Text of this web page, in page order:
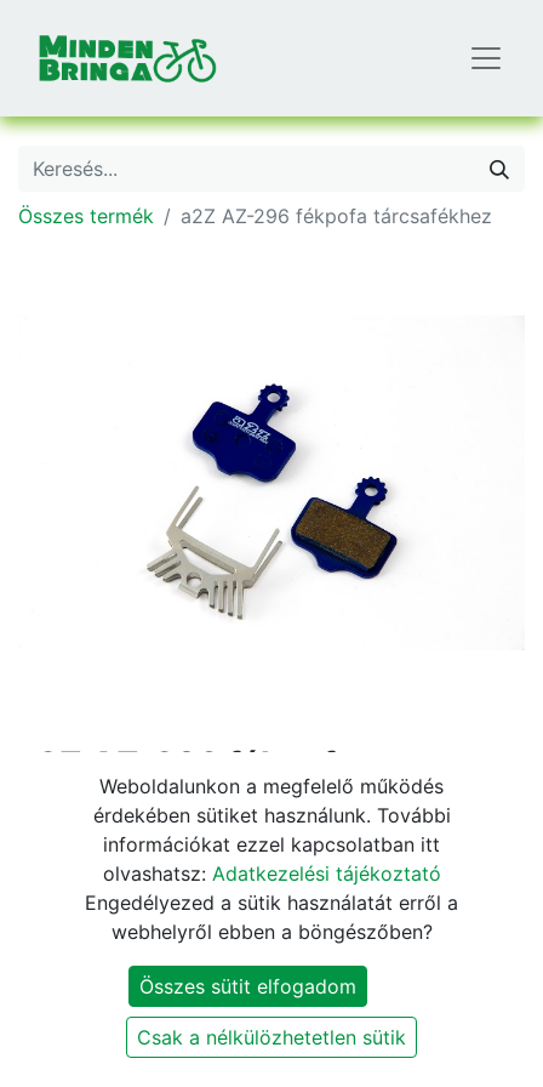
Összes termék a2Z AZ-296 fékpofa tárcsafékhez
a2Z AZ-296 fékpofa
tárcsafékhez
Ft 5.490Ft
KOSÁRBA
Szállítási és fizetési információk
Weboldalunkon a megfelelő működés
érdekében sütiket használunk. További
információkat ezzel kapcsolatban itt
olvashatsz: Adatkezelési tájékoztató
Engedélyezed a sütik használatát erről a
webhelyről ebben a böngészőben?
Összes sütit elfogadom
Csak a nélkülözhetetlen sütik